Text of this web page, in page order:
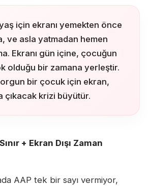
için ekranı yemekten önce
ve asla yatmadan hemen
Ekranı gün içine, çocuğun
olduğu bir zamana yerleştir.
bir çocuk için ekran,
çıkacak krizi büyütür.
+ Ekran Dışı Zaman
AAP tek bir sayı vermiyor,